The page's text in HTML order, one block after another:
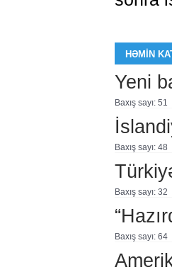
HƏMIN
Yeni
Baxış sayı: 51
Baxış sayı: 48
Baxış sayı: 32
Baxış sayı: 64